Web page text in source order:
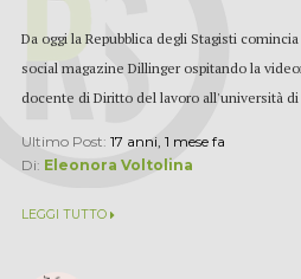
Da oggi la Repubblica degli Stagisti
social magazine Dillinger ospitando la
docente di Diritto del lavoro all'università di
Ultimo Post: 17 anni, 1 mese fa
Di: Eleonora Voltolina
LEGGI TUTTO